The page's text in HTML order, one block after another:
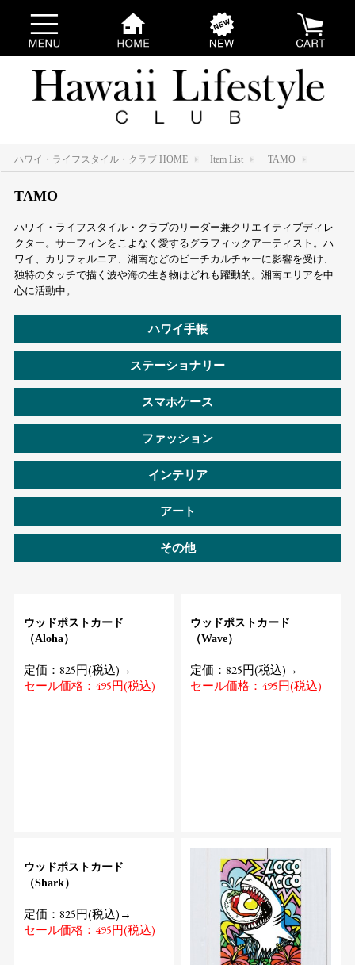
ハワイ・ライフスタイル・クラブ HOME Item List TAMO
TAMO
ハワイ・ライフスタイル・クラブのリーダー兼クリエイティブディレ
クター。サーフィンをこよなく愛するグラフィックアーティスト。ハ
ワイ、カリフォルニア、湘南などのビーチカルチャーに影響を受け、
独特のタッチで描く波や海の生き物はどれも躍動的。湘南エリアを中
心に活動中。
ハワイ手帳
ステーショナリー
スマホケース
ファッション
インテリア
アート
その他
ウッドポストカード
（Aloha）
定価：825円(税込)→
セール価格：495円(税込)
ウッドポストカード
（Wave）
定価：825円(税込)→
セール価格：495円(税込)
ウッドポストカード
（Shark）
定価：825円(税込)→
セール価格：495円(税込)